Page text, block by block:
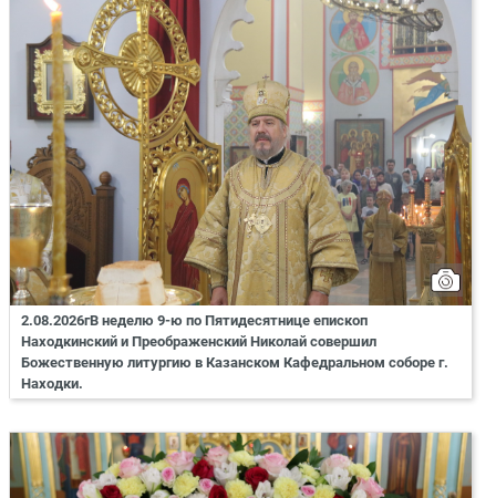
2.08.2026гВ неделю 9-ю по Пятидесятнице епископ
Находкинский и Преображенский Николай совершил
Божественную литургию в Казанском Кафедральном соборе г.
Находки.